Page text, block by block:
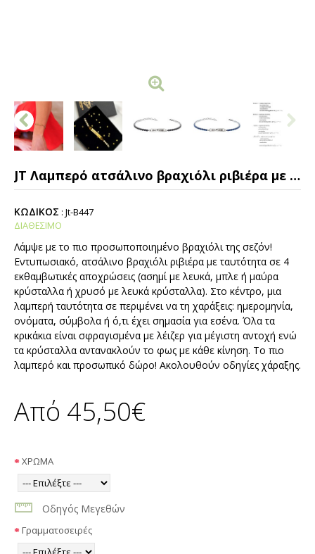
JT Λαμπερό ατσάλινο βραχιόλι ριβιέρα με ταυτότητα για χάραξη
ΚΩΔΙΚΟΣ : Jt-B447
ΔΙΑΘΕΣΙΜΟ
Λάμψε με το πιο προσωποποιημένο βραχιόλι της σεζόν!
Εντυπωσιακό, ατσάλινο βραχιόλι ριβιέρα με ταυτότητα σε 4
εκθαμβωτικές αποχρώσεις (ασημί με λευκά, μπλε ή μαύρα
κρύσταλλα ή χρυσό με λευκά κρύσταλλα). Στο κέντρο, μια
λαμπερή ταυτότητα σε περιμένει να τη χαράξεις: ημερομηνία,
ονόματα, σύμβολα ή ό,τι έχει σημασία για εσένα. Όλα τα
κρικάκια είναι σφραγισμένα με λέιζερ για μέγιστη αντοχή ενώ
τα κρύσταλλα αντανακλούν το φως με κάθε κίνηση. Το πιο
λαμπερό και προσωπικό δώρο! Ακολουθούν οδηγίες χάραξης.
Από 45,50€
ΧΡΩΜΑ
Οδηγός Μεγεθών
Γραμματοσειρές